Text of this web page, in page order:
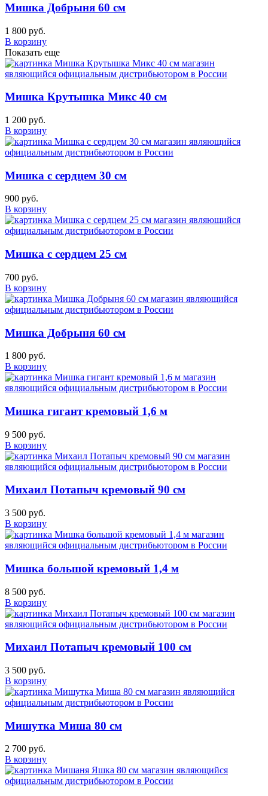
Мишка Добрыня 60 см
1 800 руб.
В корзину
Показать еще
Мишка Крутышка Микс 40 см
1 200 руб.
В корзину
Мишка с сердцем 30 см
900 руб.
В корзину
Мишка с сердцем 25 см
700 руб.
В корзину
Мишка Добрыня 60 см
1 800 руб.
В корзину
Мишка гигант кремовый 1,6 м
9 500 руб.
В корзину
Михаил Потапыч кремовый 90 см
3 500 руб.
В корзину
Мишка большой кремовый 1,4 м
8 500 руб.
В корзину
Михаил Потапыч кремовый 100 см
3 500 руб.
В корзину
Мишутка Миша 80 см
2 700 руб.
В корзину